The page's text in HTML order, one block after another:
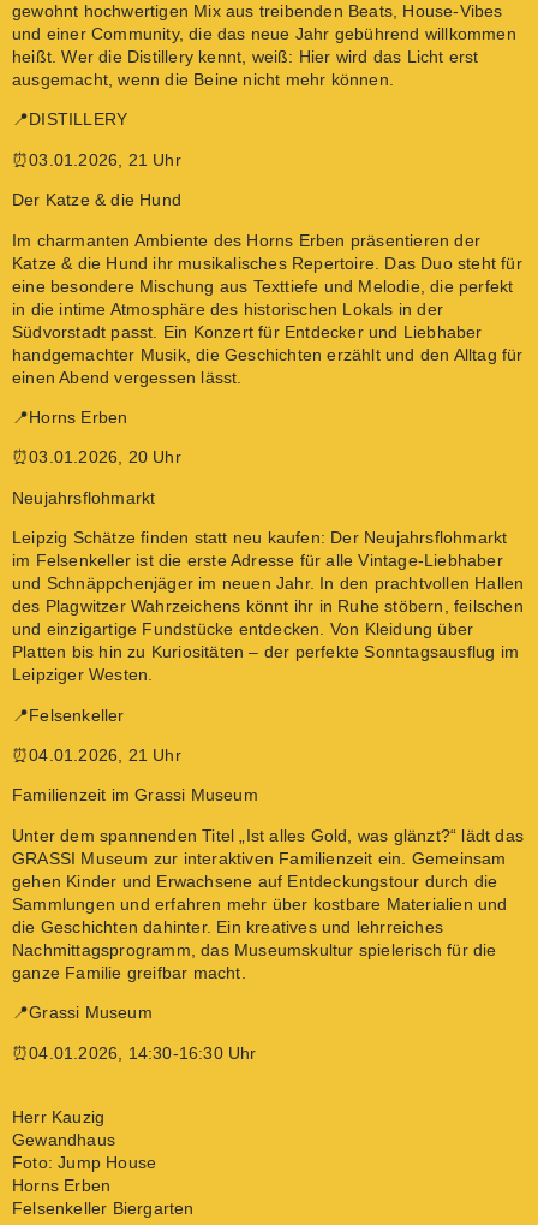
gewohnt hochwertigen Mix aus treibenden Beats, House-Vibes
und einer Community, die das neue Jahr gebührend willkommen
heißt. Wer die Distillery kennt, weiß: Hier wird das Licht erst
ausgemacht, wenn die Beine nicht mehr können.
📍DISTILLERY
⏰03.01.2026, 21 Uhr
Der Katze & die Hund
Im charmanten Ambiente des Horns Erben präsentieren der
Katze & die Hund ihr musikalisches Repertoire. Das Duo steht für
eine besondere Mischung aus Texttiefe und Melodie, die perfekt
in die intime Atmosphäre des historischen Lokals in der
Südvorstadt passt. Ein Konzert für Entdecker und Liebhaber
handgemachter Musik, die Geschichten erzählt und den Alltag für
einen Abend vergessen lässt.
📍Horns Erben
⏰03.01.2026, 20 Uhr
Neujahrsflohmarkt
Leipzig Schätze finden statt neu kaufen: Der Neujahrsflohmarkt
im Felsenkeller ist die erste Adresse für alle Vintage-Liebhaber
und Schnäppchenjäger im neuen Jahr. In den prachtvollen Hallen
des Plagwitzer Wahrzeichens könnt ihr in Ruhe stöbern, feilschen
und einzigartige Fundstücke entdecken. Von Kleidung über
Platten bis hin zu Kuriositäten – der perfekte Sonntagsausflug im
Leipziger Westen.
📍Felsenkeller
⏰04.01.2026, 21 Uhr
Familienzeit im Grassi Museum
Unter dem spannenden Titel „Ist alles Gold, was glänzt?“ lädt das
GRASSI Museum zur interaktiven Familienzeit ein. Gemeinsam
gehen Kinder und Erwachsene auf Entdeckungstour durch die
Sammlungen und erfahren mehr über kostbare Materialien und
die Geschichten dahinter. Ein kreatives und lehrreiches
Nachmittagsprogramm, das Museumskultur spielerisch für die
ganze Familie greifbar macht.
📍Grassi Museum
⏰04.01.2026, 14:30-16:30 Uhr
Herr Kauzig
Gewandhaus
Foto: Jump House
Horns Erben
Felsenkeller Biergarten